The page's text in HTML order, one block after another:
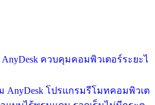
AnyDesk ควบคุมคอมพิวเตอร์ระยะไ
AnyDesk โปรแกรมรีโมทคอมพิวเต